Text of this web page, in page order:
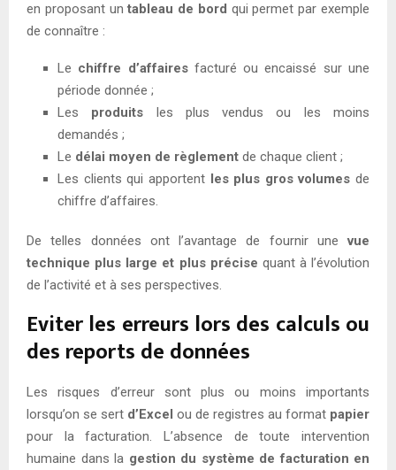
en proposant untableau de bord qui permet par exemple
de connaître :
Le chiffre d’affairesfacturé ou encaissé sur une
période donnée ;
Les produits les plus vendus ou les moins
demandés ;
Le délai moyen de règlement de chaque client ;
Les clients qui apportent les plus gros volumes de
chiffre d’affaires.
De telles données ont l’avantage de fournir unevue
technique plus large et plus précise quant à l’évolution
de l’activité et à ses perspectives.
Eviter les erreurs lors des calculs ou
des reports de données
Les risques d’erreur sont plus ou moins importants
lorsqu’on se sert d’Excel ou de registres au format papier
pour la facturation. L’absence de toute intervention
humaine dans la gestion du système de facturation en